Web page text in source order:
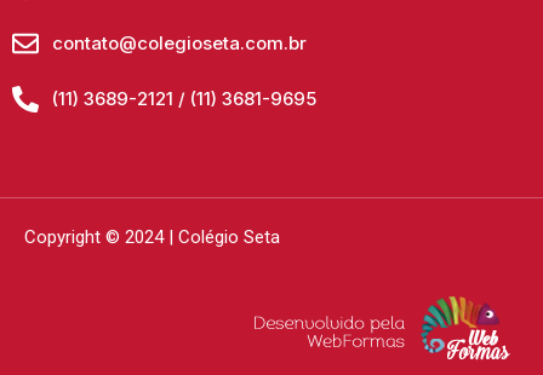
contato@colegioseta.com.br
(11) 3689-2121 / (11) 3681-9695
Copyright © 2024 | Colégio Seta